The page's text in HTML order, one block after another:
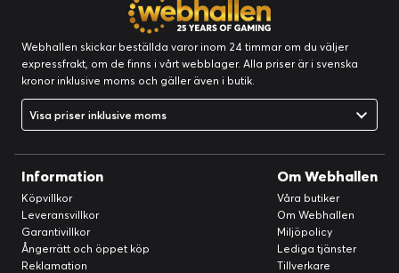
Webhallen skickar beställda varor inom 24 timmar om du väljer
expressfrakt, om de finns i vårt webblager. Alla priser är i svenska
kronor inklusive moms och gäller även i butik.
Visa priser inklusive moms
Information
Köpvillkor
Leveransvillkor
Garantivillkor
Ångerrätt och öppet köp
Reklamation
Om Webhallen
Våra butiker
Om Webhallen
Miljöpolicy
Lediga tjänster
Tillverkare